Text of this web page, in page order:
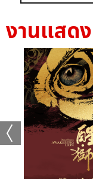
งานแสดง